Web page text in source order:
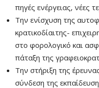
πηγές ενέργειας, νέες
Την ενίσχυση της
κρατικοδίαιτης-
στο φορολογικό και
πάταξη της
Την στήριξη της
σύνδεση της